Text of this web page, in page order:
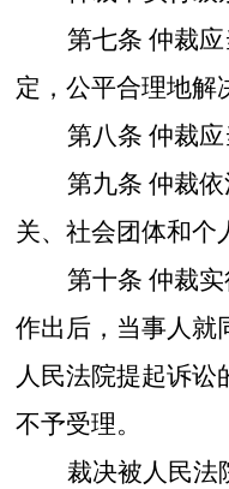
第七条 仲裁
定，公平合理地解
第八条 仲裁应
第九条 仲裁
关、社会团体和个
第十条 仲裁
作出后，当事人就
人民法院提起诉讼
不予受理。
裁决被人民法